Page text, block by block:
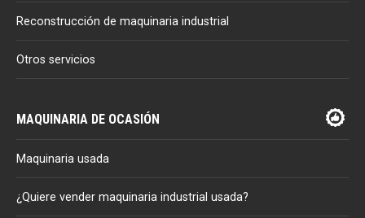
Reconstrucción de maquinaria industrial
Otros servicios
MAQUINARIA DE OCASIÓN
Maquinaria usada
¿Quiere vender maquinaria industrial usada?